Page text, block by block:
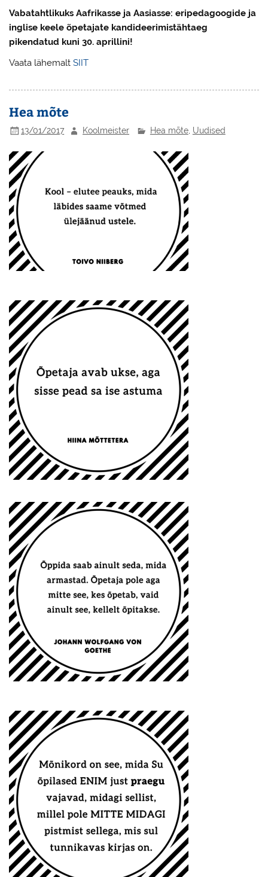
Vabatahtlikuks Aafrikasse ja Aasiasse: eripedagoogide ja
inglise keele õpetajate kandideerimistähtaeg
pikendatud kuni 30. aprillini!
Vaata lähemalt SIIT
Hea mõte
13/01/2017 Koolmeister Hea mõte, Uudised